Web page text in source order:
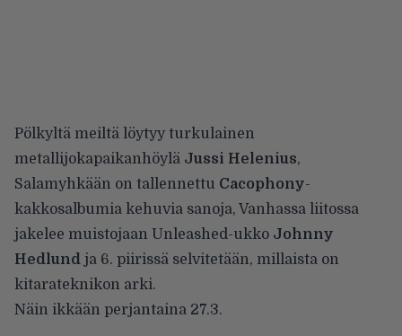
Pölkyltä meiltä löytyy turkulainen
metallijokapaikanhöylä Jussi Helenius,
Salamyhkään on tallennettu Cacophony-
kakkosalbumia kehuvia sanoja, Vanhassa liitossa
jakelee muistojaan Unleashed-ukko Johnny
Hedlund ja 6. piirissä selvitetään, millaista on
kitarateknikon arki.
Näin ikkään perjantaina 27.3.